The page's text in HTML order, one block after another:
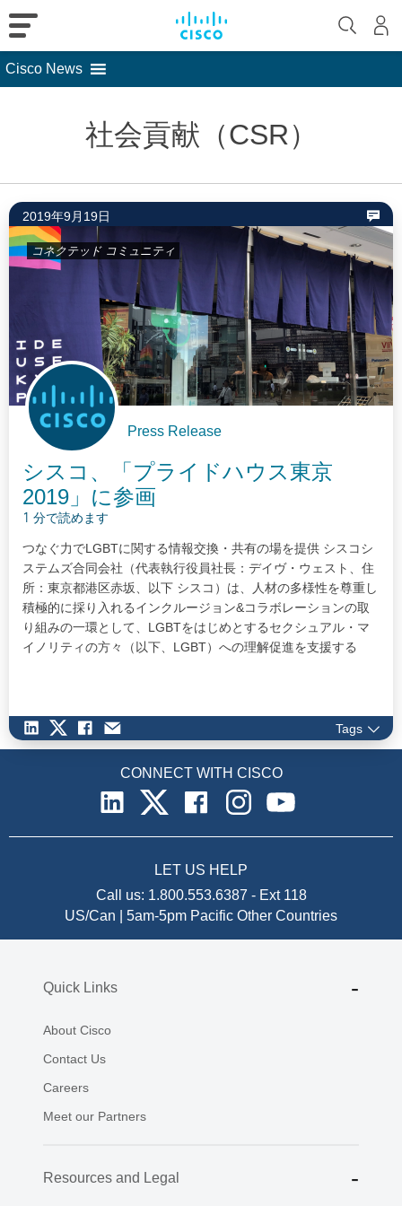
Cisco News
社会貢献（CSR）
2019年9月19日
コネクテッド コミュニティ
Press Release
シスコ、「プライドハウス東京
2019」に参画
1 分で読めます
つなぐ力でLGBTに関する情報交換・共有の場を提供 シスコシ
ステムズ合同会社（代表執行役員社長：デイヴ・ウェスト、住
所：東京都港区赤坂、以下 シスコ）は、人材の多様性を尊重し
積極的に採り入れるインクルージョン&コラボレーションの取
り組みの一環として、LGBTをはじめとするセクシュアル・マ
イノリティの方々（以下、LGBT）への理解促進を支援する
LGBTに関する認知と共有、共感を拡げることで、LGBTが直面
Tags
CONNECT WITH CISCO
LET US HELP
Call us: 1.800.553.6387 - Ext 118
US/Can | 5am-5pm Pacific Other Countries